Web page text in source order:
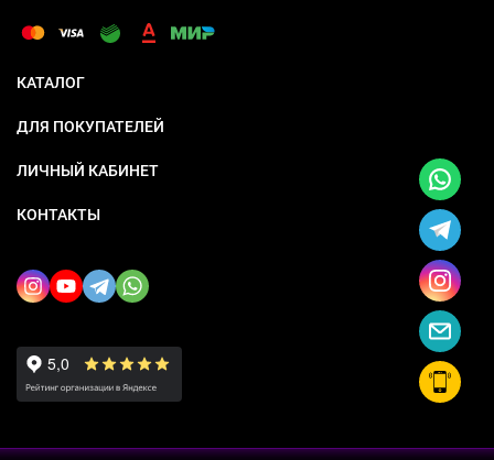
КАТАЛОГ
ДЛЯ ПОКУПАТЕЛЕЙ
ЛИЧНЫЙ КАБИНЕТ
КОНТАКТЫ